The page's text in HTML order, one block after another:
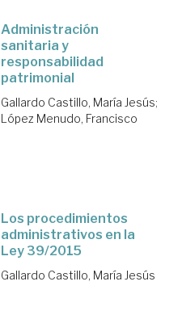
Administración
sanitaria y
responsabilidad
patrimonial
Gallardo Castillo, María Jesús;
López Menudo, Francisco
Los procedimientos
administrativos en la
Ley 39/2015
Gallardo Castillo, María Jesús